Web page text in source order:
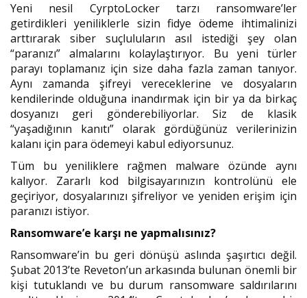
Yeni nesil CyrptoLocker tarzı ransomware’ler
getirdikleri yeniliklerle sizin fidye ödeme ihtimalinizi
arttırarak siber suçluluların asıl istediği şey olan
“paranızı” almalarını kolaylaştırıyor. Bu yeni türler
parayı toplamanız için size daha fazla zaman tanıyor.
Aynı zamanda şifreyi vereceklerine ve dosyaların
kendilerinde olduğuna inandırmak için bir ya da birkaç
dosyanızı geri gönderebiliyorlar. Siz de klasik
“yaşadığının kanıtı” olarak gördüğünüz verilerinizin
kalanı için para ödemeyi kabul ediyorsunuz.
Tüm bu yeniliklere rağmen malware özünde aynı
kalıyor. Zararlı kod bilgisayarınızın kontrolünü ele
geçiriyor, dosyalarınızı şifreliyor ve yeniden erişim için
paranızı istiyor.
Ransomware’e karşı ne yapmalısınız?
Ransomware’in bu geri dönüşü aslında şaşırtıcı değil.
Şubat 2013’te Reveton’un arkasında bulunan önemli bir
kişi tutuklandı ve bu durum ransomware saldırılarını